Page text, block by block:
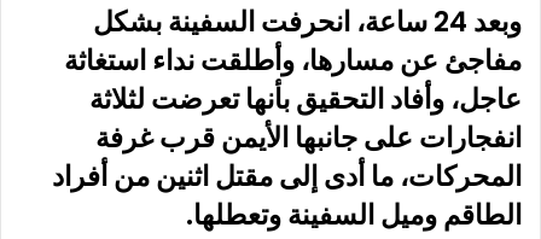
وبعد 24 ساعة، انحرفت السفينة بشكل
مفاجئ عن مسارها، وأطلقت نداء استغاثة
عاجل، وأفاد التحقيق بأنها تعرضت لثلاثة
انفجارات على جانبها الأيمن قرب غرفة
المحركات، ما أدى إلى مقتل اثنين من أفراد
الطاقم وميل السفينة وتعطلها.